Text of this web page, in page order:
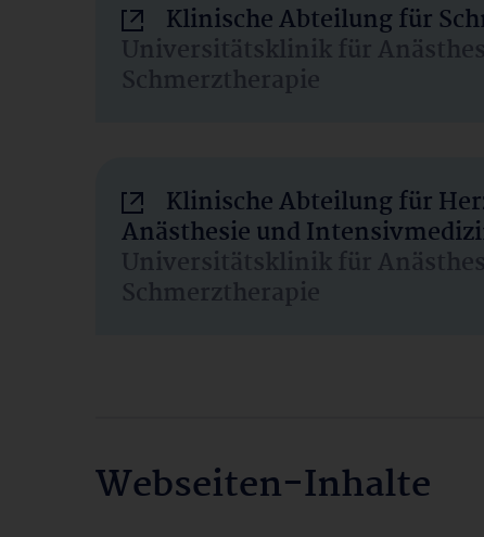
Klinische Abteilung für
Universitätsklinik für
Schmerztherapie
Klinische Abteilung für
Anästhesie und
Universitätsklinik für
Schmerztherapie
Webseiten-Inhalte